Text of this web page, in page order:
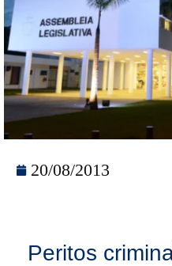
20/08/2013
Peritos